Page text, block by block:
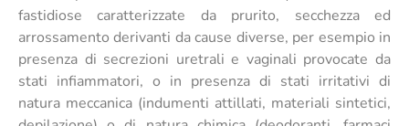
fastidiose caratterizzate da prurito, secchezza ed
arrossamento derivanti da cause diverse, per esempio in
presenza di secrezioni uretrali e vaginali provocate da
stati infiammatori, o in presenza di stati irritativi di
natura meccanica (indumenti attillati, materiali sintetici,